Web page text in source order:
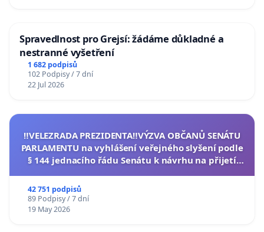
Spravedlnost pro Grejsí: žádáme důkladné a
nestranné vyšetření
1 682 podpisů
102 Podpisy / 7 dní
22 Jul 2026
‼️VELEZRADA PREZIDENTA‼️VÝZVA OBČANŮ SENÁTU
PARLAMENTU na vyhlášení veřejného slyšení podle
§ 144 jednacího řádu Senátu k návrhu na přijetí
42 751 podpisů
89 Podpisy / 7 dní
19 May 2026